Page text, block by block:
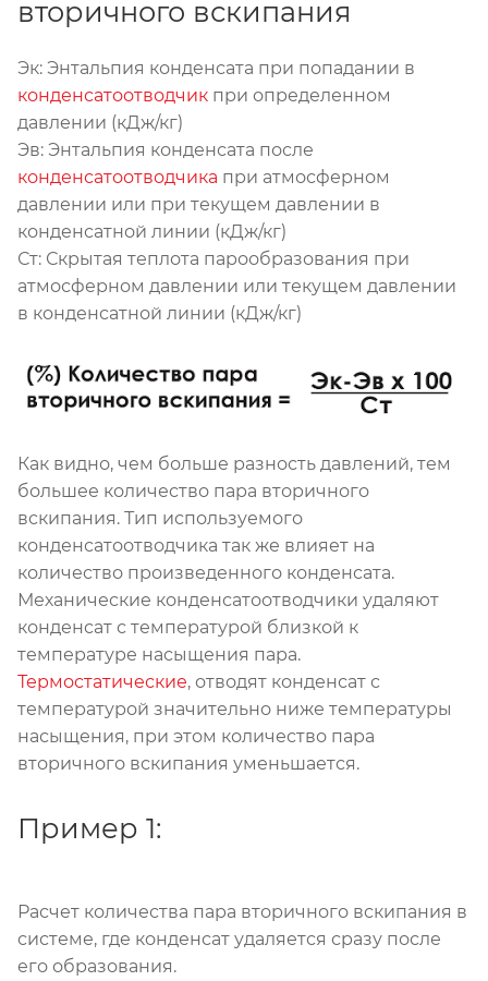
вторичного вскипания
Эк: Энтальпия конденсата при попадании в
конденсатоотводчик при определенном
давлении (кДж/кг)
Эв: Энтальпия конденсата после
конденсатоотводчика при атмосферном
давлении или при текущем давлении в
конденсатной линии (кДж/кг)
Ст: Скрытая теплота парообразования при
атмосферном давлении или текущем давлении
в конденсатной линии (кДж/кг)
Как видно, чем больше разность давлений, тем
большее количество пара вторичного
вскипания. Тип используемого
конденсатоотводчика так же влияет на
количество произведенного конденсата.
Механические конденсатоотводчики удаляют
конденсат с температурой близкой к
температуре насыщения пара.
Термостатические, отводят конденсат с
температурой значительно ниже температуры
насыщения, при этом количество пара
вторичного вскипания уменьшается.
Пример 1:
Расчет количества пара вторичного вскипания в
системе, где конденсат удаляется сразу после
его образования.